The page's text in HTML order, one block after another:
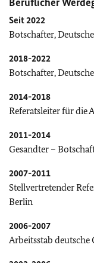
Seit 2022
Botschafter,
2018-2022
Botschafter,
2014-2018
Referatsleiter für die
2011-2014
Gesandter –
2007-2011
Stellvertretender
Berlin
2006-2007
Arbeitsstab deutsche